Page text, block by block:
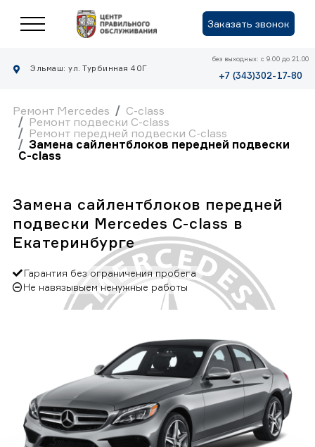
Заказать звонок
Эльмаш: ул. Турбинная 40Г
без выходных: с 9.00 до 21.00
+7 (343)302-17-80
Ремонт Mercedes
C-class
Ремонт подвески C-class
Ремонт передней подвески C-class
Замена сайлентблоков передней подвески
C-class
Замена сайлентблоков передней
подвески Mercedes C-class в
Екатеринбурге
Гарантия без ограничения пробега
Не навязывыем ненужные работы